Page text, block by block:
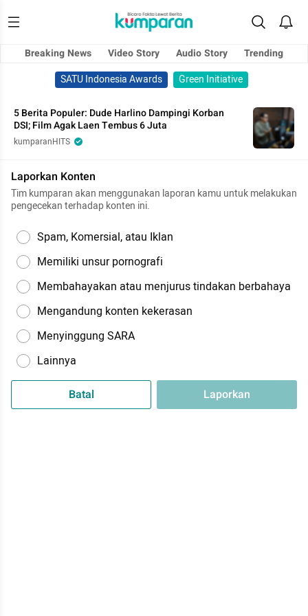
Breaking News Video Story Audio Story
Trending
SATU Indonesia Awards
Green Initiative
5 Berita Populer: Dude Harlino Dampingi Korban
DSI; Film Agak Laen Tembus 6 Juta
kumparanHITS
Laporkan Konten
Tim kumparan akan menggunakan laporan kamu untuk melakukan
pengecekan terhadap konten ini.
Spam, Komersial, atau Iklan
Memiliki unsur pornografi
Membahayakan atau menjurus tindakan berbahaya
Mengandung konten kekerasan
Menyinggung SARA
Lainnya
Batal Laporkan